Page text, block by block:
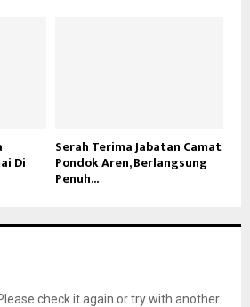
Di
Serah Terima Jabatan Camat
Pondok Aren, Berlangsung
Penuh...
check it again or try with another